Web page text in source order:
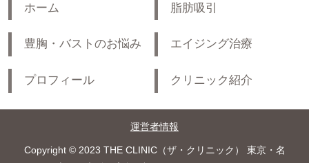
ホーム 脂肪吸引
豊胸・バストのお悩み エイジング治療
プロフィール クリニック紹介
運営者情報
Copyright © 2023 THE CLINIC（ザ・クリニック） 東京・名